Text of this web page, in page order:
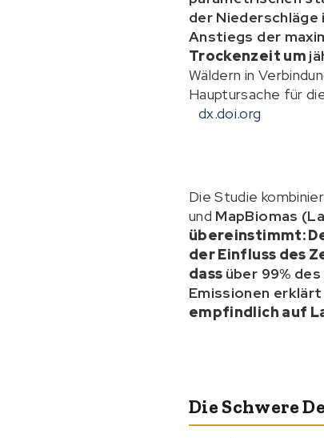
der
Anstiegs der
Trockenzeit um
Wäldern in
Hauptursache für
dx.doi.org
Die Studie
und MapBiomas
übereinstimmt:
der Einfluss des
dass über 99%
Emissionen
empfindlich auf
Die Schwere